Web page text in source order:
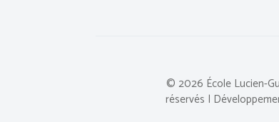
© 2026 École Lucien-
réservés |